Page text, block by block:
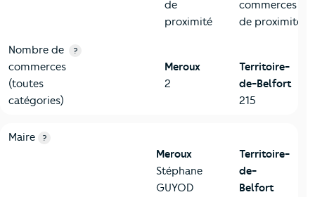
de
proximité
commerces
de proximité
Nombre de
commerces
(toutes
catégories)
?
Meroux
2
Territoire-
de-Belfort
215
6-Politique
Critères
Maire ?
Meroux
Stéphane
GUYOD
Territoire-
de-
Belfort